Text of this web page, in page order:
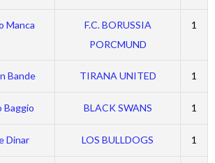
Manca
F.C. BORUSSIA
PORCMUND
1
Bande TIRANA UNITED 1
Baggio BLACK SWANS 1
Dinar LOS BULLDOGS 1